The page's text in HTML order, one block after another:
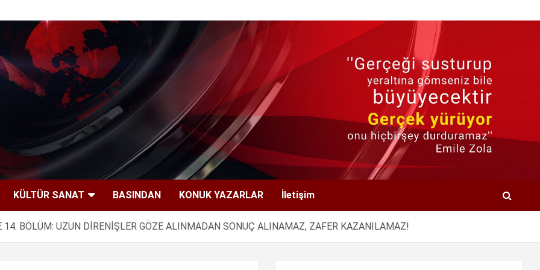
KÜLTÜR SANAT BASINDAN KONUK YAZARLAR İletişim
14. BÖLÜM: UZUN DİRENİŞLER GÖZE ALINMADAN SONUÇ ALINAMAZ, ZAFER KAZANILAMAZ!